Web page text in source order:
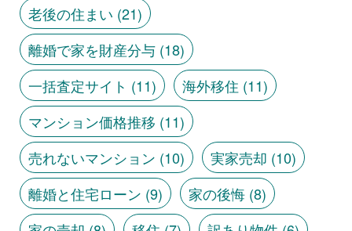
老後の住まい (21)
離婚で家を財産分与(18)
一括査定サイト (11) 海外移住 (11)
マンション価格推移 (11)
売れないマンション (10) 実家売却 (10)
離婚と住宅ローン (9) 家の後悔(8)